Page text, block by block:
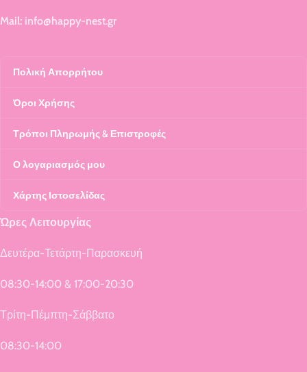
Mail: info@happy-nest.gr
Πολική Απορρήτου
Όροι Χρήσης
Τρόποι Πληρωμής & Επιστροφές
Ο λογαριασμός μου
Χάρτης Ιστοσελίδας
Ώρες Λειτουργίας
Δευτέρα-Τετάρτη-Παρασκευή
08:30-14:00 & 17:00-20:30
Τρίτη-Πέμπτη-Σάββατο
08:30-14:00